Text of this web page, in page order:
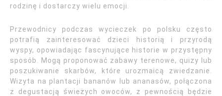
rodzinę i dostarczy wielu emocji.
Przewodnicy podczas wycieczek po polsku często
potrafią zainteresować dzieci historią i przyrodą
wyspy, opowiadając fascynujące historie w przystępny
sposób. Mogą proponować zabawy terenowe, quizy lub
poszukiwanie skarbów, które urozmaicą zwiedzanie.
Wizyta na plantacji bananów lub ananasów, połączona
z degustacją świeżych owoców, z pewnością będzie